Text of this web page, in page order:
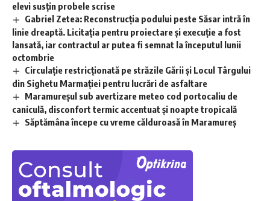
elevi susțin probele scrise
Gabriel Zetea: Reconstrucția podului peste Săsar intră în
linie dreaptă. Licitația pentru proiectare și execuție a fost
lansată, iar contractul ar putea fi semnat la începutul lunii
octombrie
Circulație restricționată pe străzile Gării și Locul Târgului
din Sighetu Marmației pentru lucrări de asfaltare
Maramureșul sub avertizare meteo cod portocaliu de
caniculă, disconfort termic accentuat și noapte tropicală
Săptămâna începe cu vreme călduroasă în Maramureș